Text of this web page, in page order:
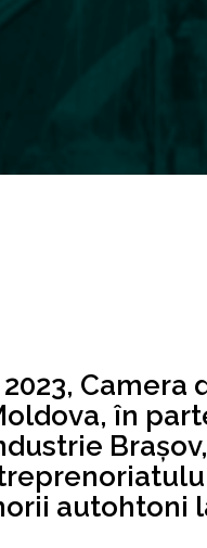
Camera
în
autohtoni